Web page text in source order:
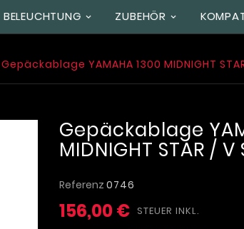
BELEUCHTUNG ZUBEHÖR
Gepäckablage YAMAHA 1300 MIDNIGHT
Gepäckablage
MIDNIGHT STAR / V
Referenz 0746
156,00 € STEUER INKL.